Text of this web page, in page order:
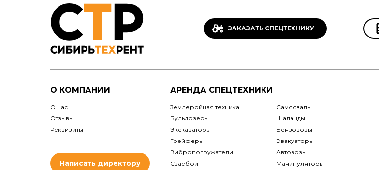
ЗАКАЗАТЬ СПЕЦТЕХНИКУ
О КОМПАНИИ
О нас
Отзывы
Реквизиты
Написать директору
АРЕНДА СПЕЦТЕХНИКИ
Землеройная техника
Бульдозеры
Экскаваторы
Грейферы
Вибропогружатели
Сваебои
Самосвалы
Шаланды
Бензовозы
Эвакуаторы
Автовозы
Манипуляторы